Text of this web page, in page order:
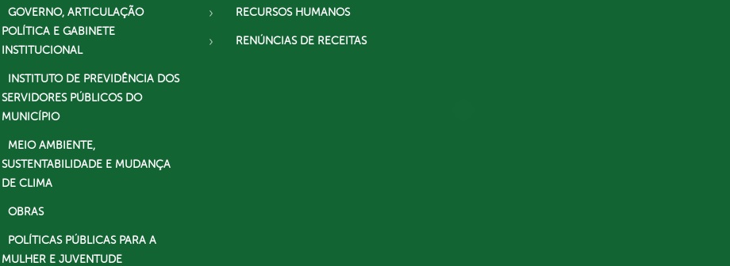
GOVERNO, ARTICULAÇÃO
POLÍTICA E GABINETE
INSTITUCIONAL
INSTITUTO DE PREVIDÊNCIA DOS
SERVIDORES PÚBLICOS DO
MUNICÍPIO
MEIO AMBIENTE,
SUSTENTABILIDADE E MUDANÇA
DE CLIMA
OBRAS
POLÍTICAS PÚBLICAS PARA A
MULHER E JUVENTUDE
RECURSOS HUMANOS
RENÚNCIAS DE RECEITAS